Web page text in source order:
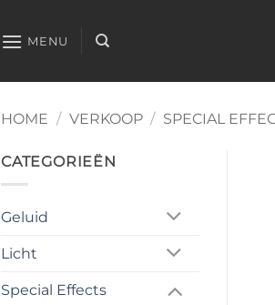
MENU
HOME / VERKOOP / SPECIAL
CATEGORIEËN
Geluid
Licht
Special Effects